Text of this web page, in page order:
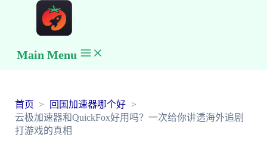
Main Menu
首页
回国加速器哪个好
云极加速器和QuickFox好用吗？一次给你讲透海外追剧
打游戏的真相